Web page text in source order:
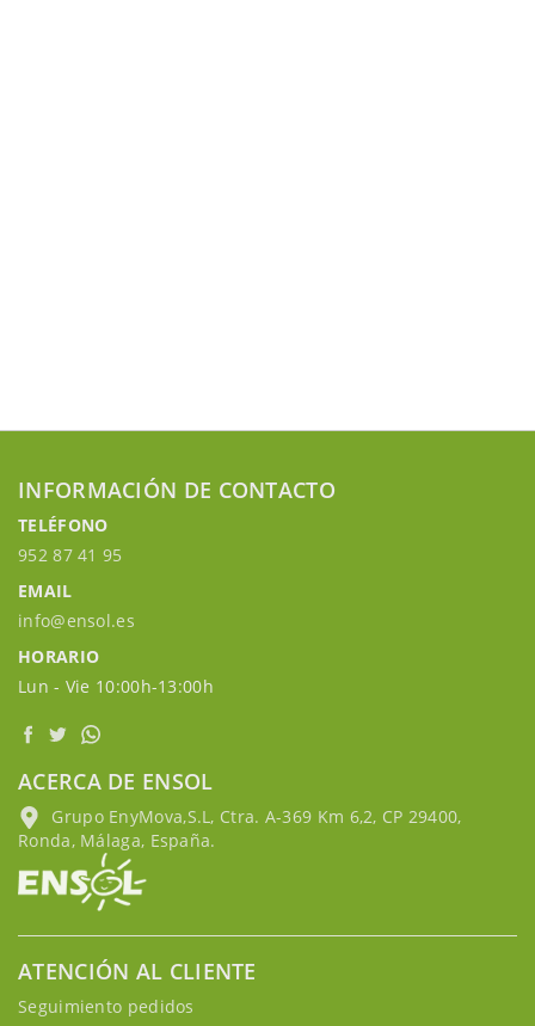
INFORMACIÓN DE CONTACTO
TELÉFONO
952 87 41 95
EMAIL
info@ensol.es
HORARIO
Lun - Vie 10:00h-13:00h
ACERCA DE ENSOL
Grupo EnyMova,S.L, Ctra. A-369 Km 6,2, CP 29400,
Ronda, Málaga, España.
ATENCIÓN AL CLIENTE
Seguimiento pedidos